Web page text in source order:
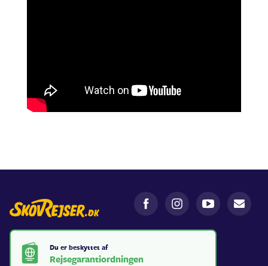
Du er beskyttet af
Rejsegarantiordningen